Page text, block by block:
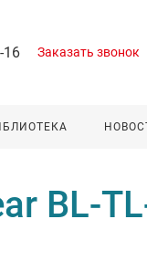
16 Заказать звонок
BL-